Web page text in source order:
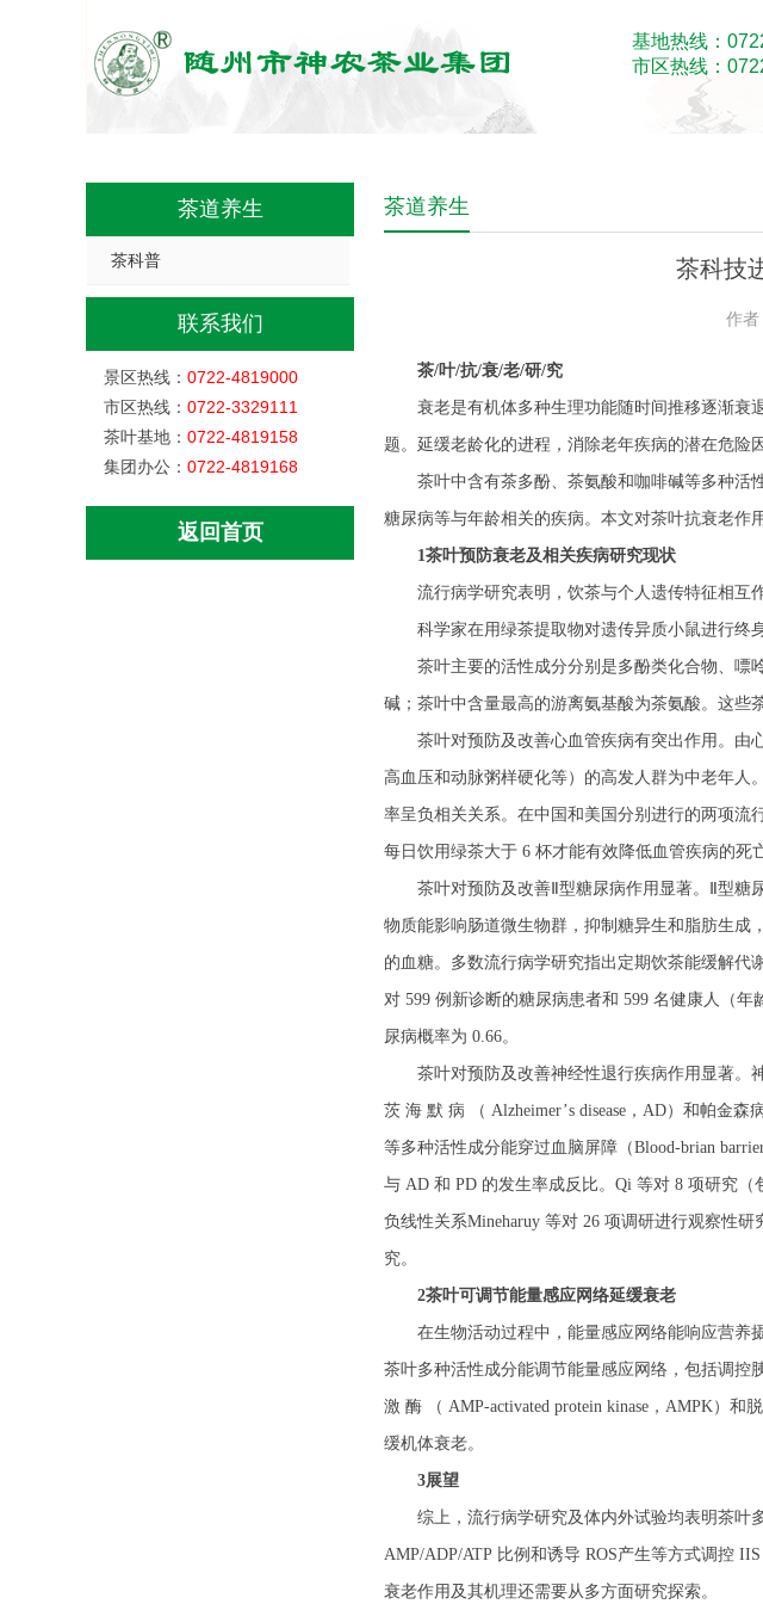
基地热线：
市区热线：
茶道养生
茶科普
联系我们
景区热线： 0722-4819000
市区热线： 0722-3329111
茶叶基地： 0722-4819158
集团办公： 0722-4819168
返回首页
茶道养生
茶科技
作
茶/叶/抗/衰/老/研/究
衰老是有机体多种生理功能随时间推移逐渐衰
题。延缓老龄化的进程，消除老年疾病的潜在危险
茶叶中含有茶多酚、茶氨酸和咖啡碱等多种活
糖尿病等与年龄相关的疾病。本文对茶叶抗衰老作
1茶叶预防衰老及相关疾病研究现状
流行病学研究表明，饮茶与个人遗传特征相互
科学家在用绿茶提取物对遗传异质小鼠进行终
茶叶主要的活性成分分别是多酚类化合物、嘌
碱；茶叶中含量最高的游离氨基酸为茶氨酸。这些
茶叶对预防及改善心血管疾病有突出作用。由
高血压和动脉粥样硬化等）的高发人群为中老年人
率呈负相关关系。在中国和美国分别进行的两项流
每日饮用绿茶大于 6 杯才能有效降低血管疾病的死
茶叶对预防及改善Ⅱ型糖尿病作用显著。Ⅱ型糖
物质能影响肠道微生物群，抑制糖异生和脂肪生成
的血糖。多数流行病学研究指出定期饮茶能缓解代
对 599 例新诊断的糖尿病患者和 599 名健康人（年
尿病概率为 0.66。
茶叶对预防及改善神经性退行疾病作用显著。
茨 海 默 病 （ Alzheimer’s disease ， AD）和帕金森
等多种活性成分能穿过血脑屏障（Blood-brian
与 AD 和 PD 的发生率成反比。 Qi 等对 8 项研究（
负线性关系Mineharuy 等对 26 项调研进行观察性研
究。
2茶叶可调节能量感应网络延缓衰老
在生物活动过程中，能量感应网络能响应营养
茶叶多种活性成分能调节能量感应网络，包括调控
激 酶 （ AMP-activated protein kinase ， AMPK）和
缓机体衰老。
3展望
综上，流行病学研究及体内外试验均表明茶叶
AMP/ADP/ATP 比例和诱导 ROS产生等方式调控 IIS
衰老作用及其机理还需要从多方面研究探索。